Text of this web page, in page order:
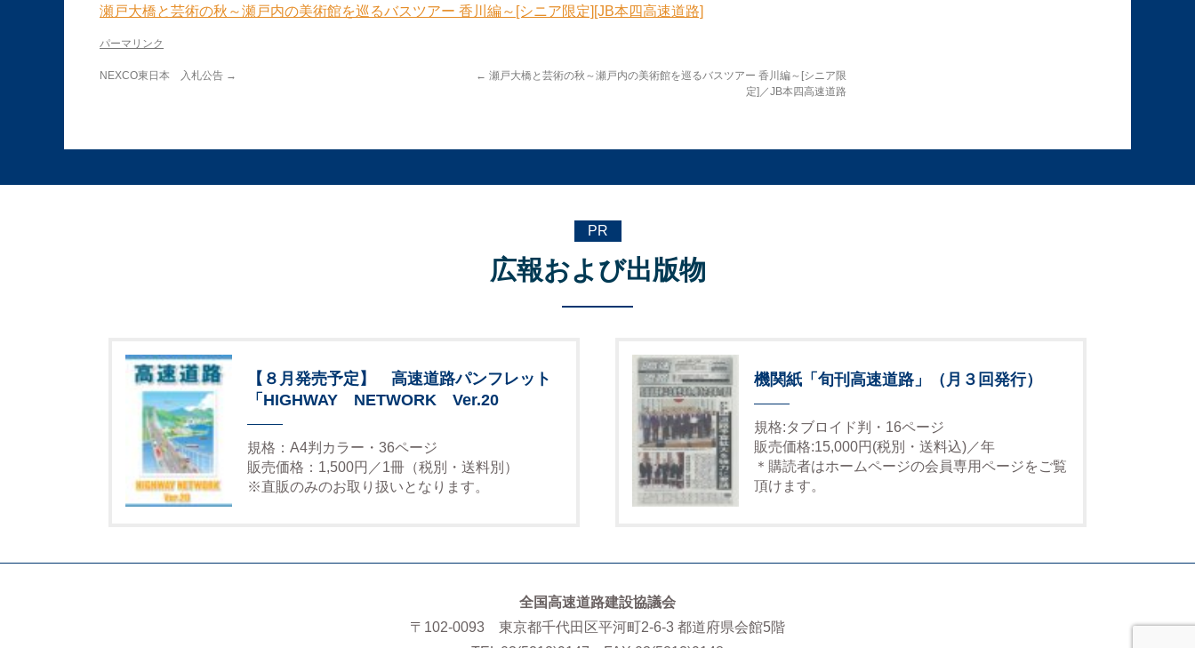
瀬戸大橋と芸術の秋～瀬戸内の美術館を巡るバスツアー 香川編～[シニア限定][JB本四高速道路]
パーマリンク
← 瀬戸大橋と芸術の秋～瀬戸内の美術館を巡るバスツアー 香川編～[シニア限
定]／JB本四高速道路
NEXCO東日本 入札公告 →
PR
広報および出版物
【８月発売予定】 高速道路パンフレット
「HIGHWAY NETWORK Ver.20
規格：A4判カラー・36ページ
販売価格：1,500円／1冊（税別・送料別）
※直販のみのお取り扱いとなります。
機関紙「旬刊高速道路」（月３回発行）
規格:タブロイド判・16ページ
販売価格:15,000円(税別・送料込)／年
＊購読者はホームページの会員専用ページをご覧
頂けます。
全国高速道路建設協議会
〒102-0093 東京都千代田区平河町2-6-3 都道府県会館5階